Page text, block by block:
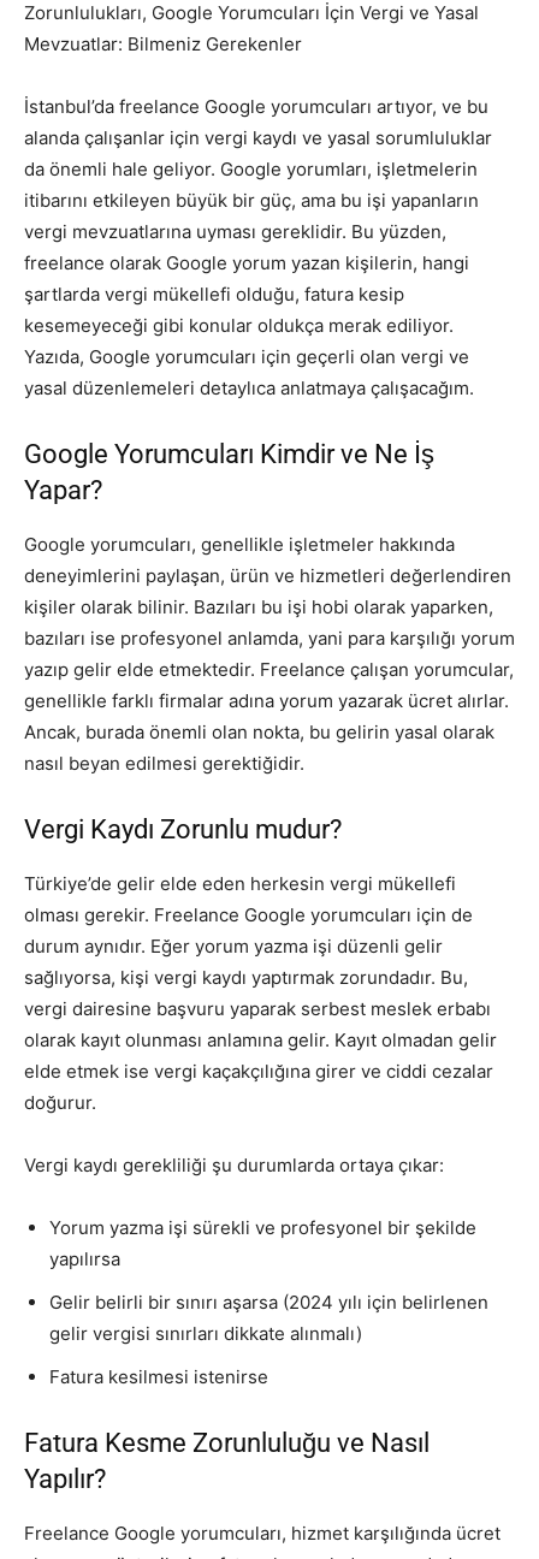
Zorunlulukları, Google Yorumcuları İçin Vergi ve Yasal
Mevzuatlar: Bilmeniz Gerekenler
İstanbul’da freelance Google yorumcuları artıyor, ve bu
alanda çalışanlar için vergi kaydı ve yasal sorumluluklar
da önemli hale geliyor. Google yorumları, işletmelerin
itibarını etkileyen büyük bir güç, ama bu işi yapanların
vergi mevzuatlarına uyması gereklidir. Bu yüzden,
freelance olarak Google yorum yazan kişilerin, hangi
şartlarda vergi mükellefi olduğu, fatura kesip
kesemeyeceği gibi konular oldukça merak ediliyor.
Yazıda, Google yorumcuları için geçerli olan vergi ve
yasal düzenlemeleri detaylıca anlatmaya çalışacağım.
Google Yorumcuları Kimdir ve Ne İş
Yapar?
Google yorumcuları, genellikle işletmeler hakkında
deneyimlerini paylaşan, ürün ve hizmetleri değerlendiren
kişiler olarak bilinir. Bazıları bu işi hobi olarak yaparken,
bazıları ise profesyonel anlamda, yani para karşılığı yorum
yazıp gelir elde etmektedir. Freelance çalışan yorumcular,
genellikle farklı firmalar adına yorum yazarak ücret alırlar.
Ancak, burada önemli olan nokta, bu gelirin yasal olarak
nasıl beyan edilmesi gerektiğidir.
Vergi Kaydı Zorunlu mudur?
Türkiye’de gelir elde eden herkesin vergi mükellefi
olması gerekir. Freelance Google yorumcuları için de
durum aynıdır. Eğer yorum yazma işi düzenli gelir
sağlıyorsa, kişi vergi kaydı yaptırmak zorundadır. Bu,
vergi dairesine başvuru yaparak serbest meslek erbabı
olarak kayıt olunması anlamına gelir. Kayıt olmadan gelir
elde etmek ise vergi kaçakçılığına girer ve ciddi cezalar
doğurur.
Vergi kaydı gerekliliği şu durumlarda ortaya çıkar:
Yorum yazma işi sürekli ve profesyonel bir şekilde
yapılırsa
Gelir belirli bir sınırı aşarsa (2024 yılı için belirlenen
gelir vergisi sınırları dikkate alınmalı)
Fatura kesilmesi istenirse
Fatura Kesme Zorunluluğu ve Nasıl
Yapılır?
Freelance Google yorumcuları, hizmet karşılığında ücret